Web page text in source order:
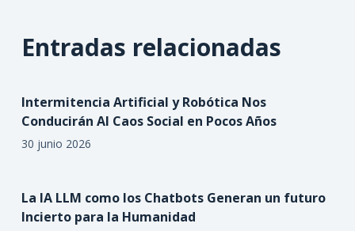
Entradas relacionadas
Intermitencia Artificial y Robótica Nos
Conducirán Al Caos Social en Pocos Años
30 junio 2026
La IA LLM como los Chatbots Generan un futuro
Incierto para la Humanidad